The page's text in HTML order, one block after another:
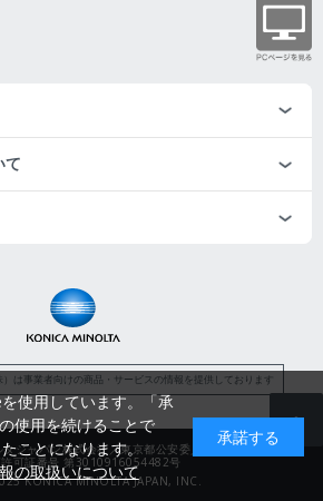
て
は事業者向けの商品・サービスの情報を提供しております
ジャパン株式会社／東京都公安委員会
可証番号 第3010916054482号
KONICA MINOLTA JAPAN, INC.
使用しています。「承
使用を続けることで
ことになります。
の取扱いについて
承諾する